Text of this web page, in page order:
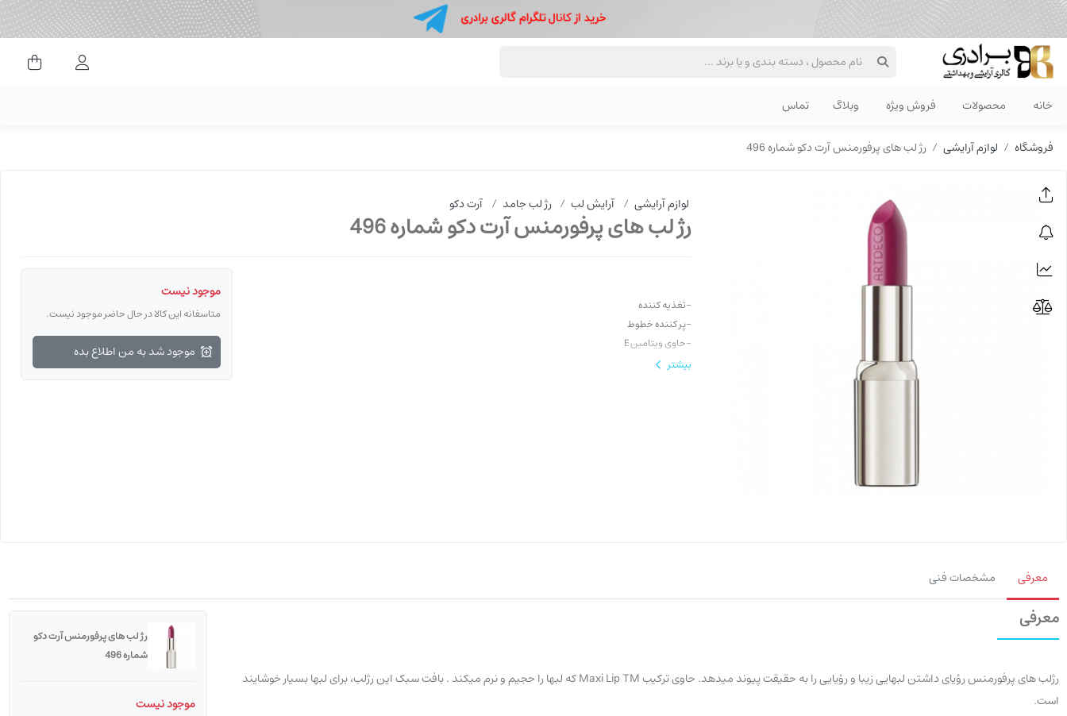
ورود کاربران
خانه
محصولات فروش ویژه وبلاگ تماس
فروشگاه لوازم آرایشی رژ لب های پرفورمنس آرت دکو شماره 496
لوازم آرایشی / آرایش لب / رژ لب جامد / آرت دکو
رژ لب های پرفورمنس آرت دکو شماره 496
-تغذیه کننده
-پر کننده خطوط
-حاوی ویتامین E
بیشتر
موجود نیست
متاسفانه این کالا در حال حاضر موجود نیست.
موجود شد به من اطلاع بده
معرفی مشخصات فنی
معرفی
رژلب های پرفورمنس رؤیای داشتن لبهایی زیبا و رؤیایی را به حقیقت پیوند میدهد. حاوی ترکیب Maxi Lip TM که لبها را حجیم و نرم میکند . بافت سبک این رژلب، برای لبها بسیار خوشایند
است.
رژ لب های پرفورمنس آرت دکو
شماره 496
موجود نیست